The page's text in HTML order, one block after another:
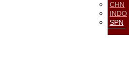
CHN
INDO
SPN